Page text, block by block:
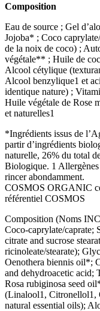
Composition
Eau de source ; Gel
Jojoba* ; Coco
de la noix de coco) ;
végétale** ; Huile de
Alcool cétylique
Alcool benzylique1 et
identique nature) ;
Huile végétale de Rose
et naturelles1
*Ingrédients issus de
partir d’ingrédients
naturelle, 26% du total
Biologique. 1 Allergènes
rincer abondamment.
COSMOS ORGANIC
référentiel COSMOS
Composition (Noms
Coco-caprylate/caprate;
citrate and sucrose
ricinoleate/stearate);
Oenothera biennis oil*;
and dehydroacetic acid;
Rosa rubiginosa seed
(Linalool1, Citronellol1,
natural essential oils);